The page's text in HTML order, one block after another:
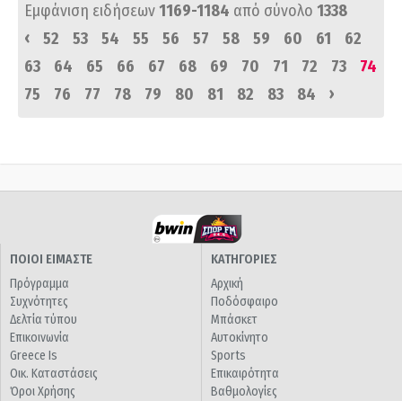
Εμφάνιση ειδήσεων1169-1184 από σύνολο 1338
‹
52 53 54 55 56 57 58 59 60 61
62
63
64 65 66 67 68 69 70 71 72 73
74
75
76 77 78 79 80 81 82 83 84 ›
ΠΟΙΟΙ ΕΙΜΑΣΤΕ
Πρόγραμμα
Συχνότητες
Δελτία τύπου
Επικοινωνία
Greece Is
Οικ. Καταστάσεις
Όροι Χρήσης
ΚΑΤΗΓΟΡΙΕΣ
Αρχική
Ποδόσφαιρο
Μπάσκετ
Αυτοκίνητο
Sports
Επικαιρότητα
Βαθμολογίες